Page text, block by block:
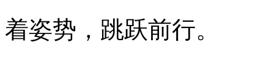
着姿势，跳跃前行。